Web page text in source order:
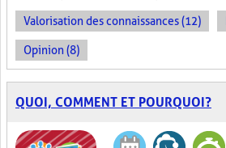
Valorisation des connaissances (12)
Opinion (8)
QUOI, COMMENT ET POURQUOI?